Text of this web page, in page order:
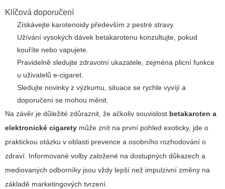
Klíčová doporučení
Získávejte karotenoidy především z pestré stravy.
Užívání vysokých dávek betakarotenu konzultujte, pokud
kouříte nebo vapujete.
Pravidelně sledujte zdravotní ukazatele, zejména plicní funkce
u uživatelů e-cigaret.
Sledujte novinky z výzkumu, situace se rychle vyvíjí a
doporučení se mohou měnit.
Na závěr je důležité zdůraznit, že ačkoliv souvislost betakaroten a
elektronické cigarety může znít na první pohled exoticky, jde o
praktickou otázku v oblasti prevence a osobního rozhodování o
zdraví. Informované volby založené na dostupných důkazech a
mediovaných odborníky jsou vždy lepší než impulzivní změny na
základě marketingových tvrzení.